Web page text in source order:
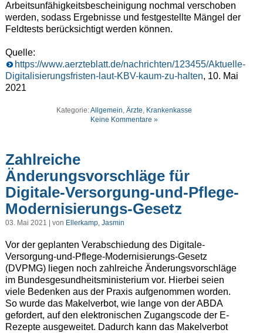
Arbeitsunfähigkeitsbescheinigung nochmal verschoben
werden, sodass Ergebnisse und festgestellte Mängel der
Feldtests berücksichtigt werden können.
Quelle:
https://www.aerzteblatt.de/nachrichten/123455/Aktuelle-
Digitalisierungsfristen-laut-KBV-kaum-zu-halten, 10. Mai
2021
Kategorie:Allgemein,Ärzte, Krankenkasse
Keine Kommentare »
Zahlreiche
Änderungsvorschläge für
Digitale-Versorgung-und-Pflege-
Modernisierungs-Gesetz
03. Mai 2021 | von Ellerkamp, Jasmin
Vor der geplanten Verabschiedung des Digitale-
Versorgung-und-Pflege-Modernisierungs-Gesetz
(DVPMG) liegen noch zahlreiche Änderungsvorschläge
im Bundesgesundheitsministerium vor. Hierbei seien
viele Bedenken aus der Praxis aufgenommen worden.
So wurde das Makelverbot, wie lange von der ABDA
gefordert, auf den elektronischen Zugangscode der E-
Rezepte ausgeweitet. Dadurch kann das Makelverbot